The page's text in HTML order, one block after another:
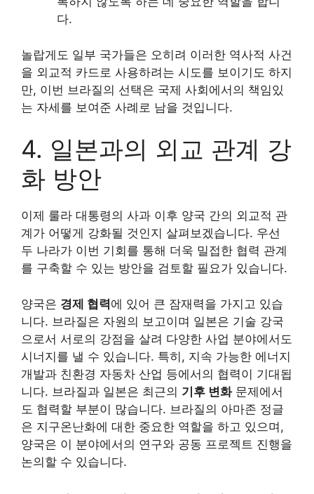
다.
놀랍게도 일부 국가들은 오히려 이러한 역사적 사건
을 외교적 카드로 사용하려는 시도를 보이기도 하지
만, 이번 브라질의 선택은 국제 사회에서의 책임있
는 자세를 보여준 사례로 남을 것입니다.
4. 일본과의 외교 관계 강
화 방안
이제 룰라 대통령의 사과 이후 양국 간의 외교적 관
계가 어떻게 강화될 것인지 살펴보겠습니다. 우선
두 나라가 이번 기회를 통해 더욱 밀접한 협력 관계
를 구축할 수 있는 방안을 검토할 필요가 있습니다.
양국은 경제 협력에 있어 큰 잠재력을 가지고 있습
니다. 브라질은 자원의 보고이며 일본은 기술 강국
으로서 서로의 강점을 살려 다양한 사업 분야에서도
시너지를 낼 수 있습니다. 특히, 지속 가능한 에너지
개발과 친환경 자동차 산업 등에서의 협력이 기대됩
니다. 브라질과 일본은 최근의 기후 변화문제에서
도 협력할 부분이 많습니다. 브라질의 아마존 정글
은 지구온난화에 대한 중요한 역할을 하고 있으며,
양국은 이 분야에서의 연구와 공동 프로젝트 진행을
논의할 수 있습니다.